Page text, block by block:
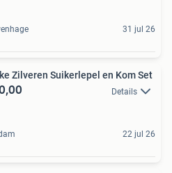
31 jul 26
Zilveren Suikerlepel en Kom Set
Details
22 jul 26